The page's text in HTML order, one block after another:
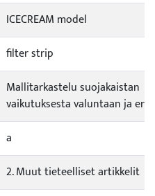
ICECREAM model
filter strip
Mallitarkastelu suojakaistan
vaikutuksesta valuntaan ja
a
2. Muut tieteelliset artikkelit